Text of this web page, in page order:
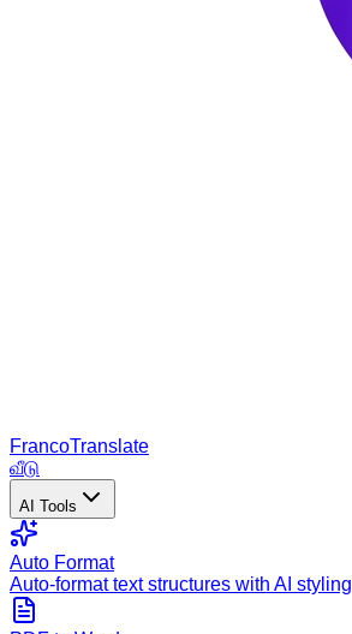
FrancoTranslate
வீடு
AI Tools
Auto Format
Auto-format text structures with AI styling